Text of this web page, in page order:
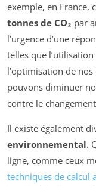
exemple, en France,
tonnes de CO₂ par
l’urgence d’une
telles que l’utilisation
l’optimisation de
pouvons diminuer
contre le
Il existe également
environnemental.
ligne, comme ceux
techniques de calcul